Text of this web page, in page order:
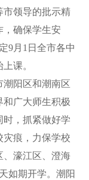
市领导的批示精
，确保学生安
9月1日全市各中
课。
阳区和潮南区
和广大师生积极
时，抓紧做好学
灾痕，力保学校
、濠江区、澄海
如期开学。潮阳